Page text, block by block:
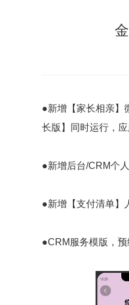
●新增【家长相亲】
长版】同时运行，
●新增后台/CRM个
●新增【支付清单】
●CRM服务模版，